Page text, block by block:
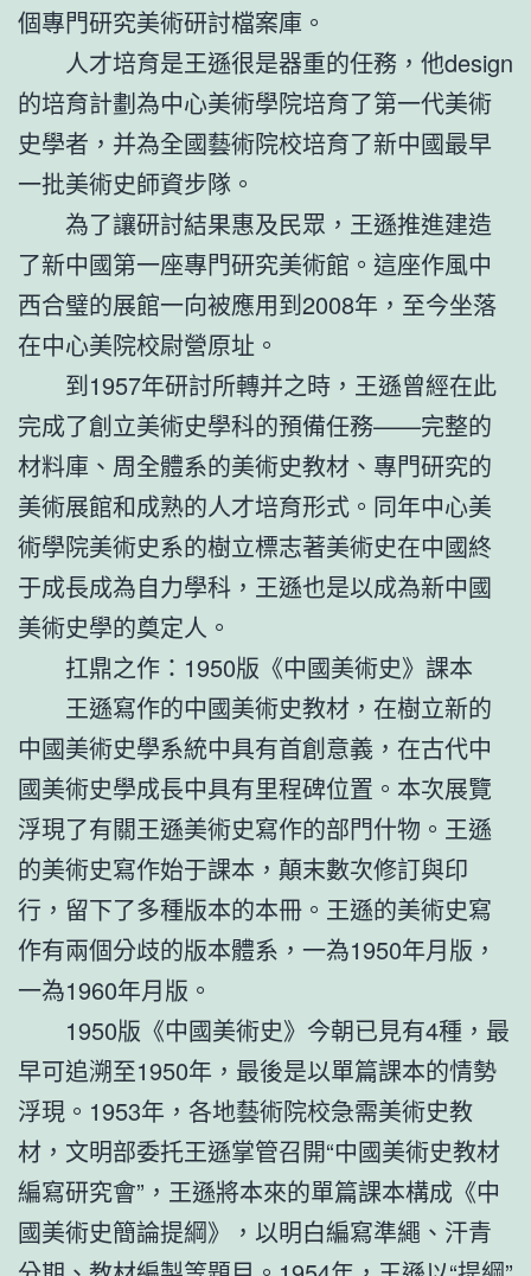
個專門研究美術研討檔案庫。
人才培育是王遜很是器重的任務，他design
的培育計劃為中心美術學院培育了第一代美術
史學者，并為全國藝術院校培育了新中國最早
一批美術史師資步隊。
為了讓研討結果惠及民眾，王遜推進建造
了新中國第一座專門研究美術館。這座作風中
西合璧的展館一向被應用到2008年，至今坐落
在中心美院校尉營原址。
到1957年研討所轉并之時，王遜曾經在此
完成了創立美術史學科的預備任務——完整的
材料庫、周全體系的美術史教材、專門研究的
美術展館和成熟的人才培育形式。同年中心美
術學院美術史系的樹立標志著美術史在中國終
于成長成為自力學科，王遜也是以成為新中國
美術史學的奠定人。
扛鼎之作：1950版《中國美術史》課本
王遜寫作的中國美術史教材，在樹立新的
中國美術史學系統中具有首創意義，在古代中
國美術史學成長中具有里程碑位置。本次展覽
浮現了有關王遜美術史寫作的部門什物。王遜
的美術史寫作始于課本，顛末數次修訂與印
行，留下了多種版本的本冊。王遜的美術史寫
作有兩個分歧的版本體系，一為1950年月版，
一為1960年月版。
1950版《中國美術史》今朝已見有4種，最
早可追溯至1950年，最後是以單篇課本的情勢
浮現。1953年，各地藝術院校急需美術史教
材，文明部委托王遜掌管召開“中國美術史教材
編寫研究會”，王遜將本來的單篇課本構成《中
國美術史簡論提綱》，以明白編寫準繩、汗青